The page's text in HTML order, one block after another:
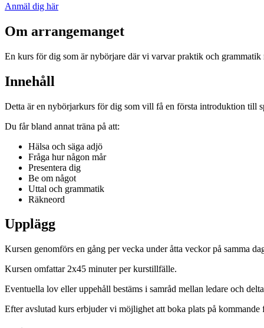
Anmäl dig här
Om arrangemanget
En kurs för dig som är nybörjare där vi varvar praktik och
Innehåll
Detta är en nybörjarkurs för dig som vill få en första introduktion till
Du får bland annat träna på att:
Hälsa och säga adjö
Fråga hur någon mår
Presentera dig
Be om något
Uttal och grammatik
Räkneord
Upplägg
Kursen genomförs en gång per vecka under åtta veckor på samma
Kursen omfattar 2x45 minuter per kurstillfälle.
Eventuella lov eller uppehåll bestäms i samråd mellan ledare och
Efter avslutad kurs erbjuder vi möjlighet att boka plats på kommande